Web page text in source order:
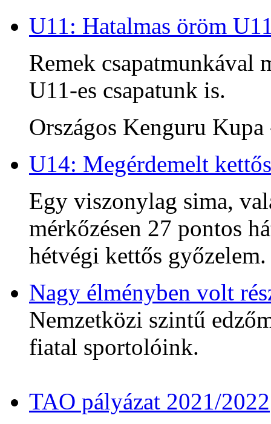
U11: Hatalmas öröm
Remek csapatmunkával
U11-es csapatunk is.
Országos Kenguru
U14: Megérdemelt
Egy viszonylag sima,
mérkőzésen 27 pontos
hétvégi kettős győzelem.
Nagy élményben volt
Nemzetközi szintű
fiatal sportolóink.
TAO pályázat 2021/2022